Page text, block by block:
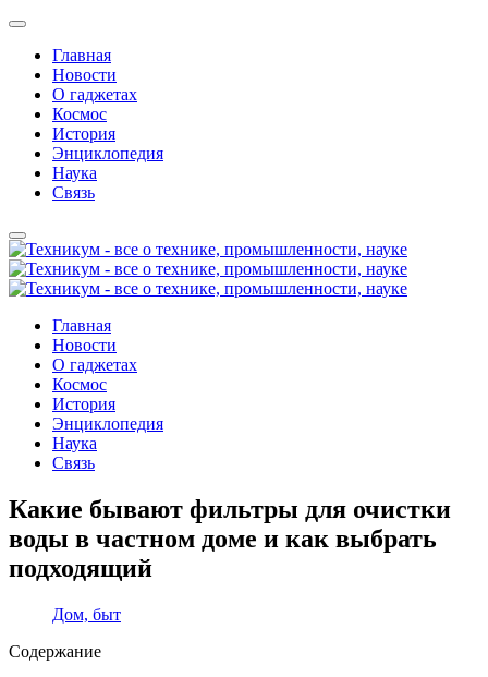
Главная
Новости
О гаджетах
Космос
История
Энциклопедия
Наука
Связь
Главная
Новости
О гаджетах
Космос
История
Энциклопедия
Наука
Связь
Какие бывают фильтры для очистки
воды в частном доме и как выбрать
подходящий
Дом, быт
Содержание